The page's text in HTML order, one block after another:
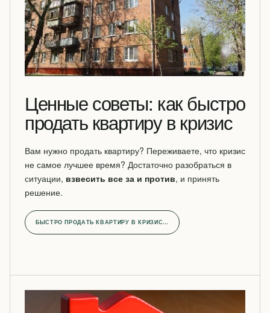
Ценные советы: как быстро
продать квартиру в кризис
Вам нужно продать квартиру? Переживаете, что кризис
не самое лучшее время? Достаточно разобраться в
ситуации, взвесить все за и против, и принять
решение.
БЫСТРО ПРОДАТЬ КВАРТИРУ В КРИЗИС…